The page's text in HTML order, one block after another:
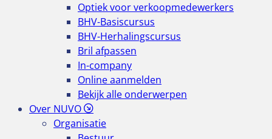
Optiek voor verkoopmedewerkers
BHV-Basiscursus
BHV-Herhalingscursus
Bril afpassen
In-company
Online aanmelden
Bekijk alle onderwerpen
Over NUVO
Organisatie